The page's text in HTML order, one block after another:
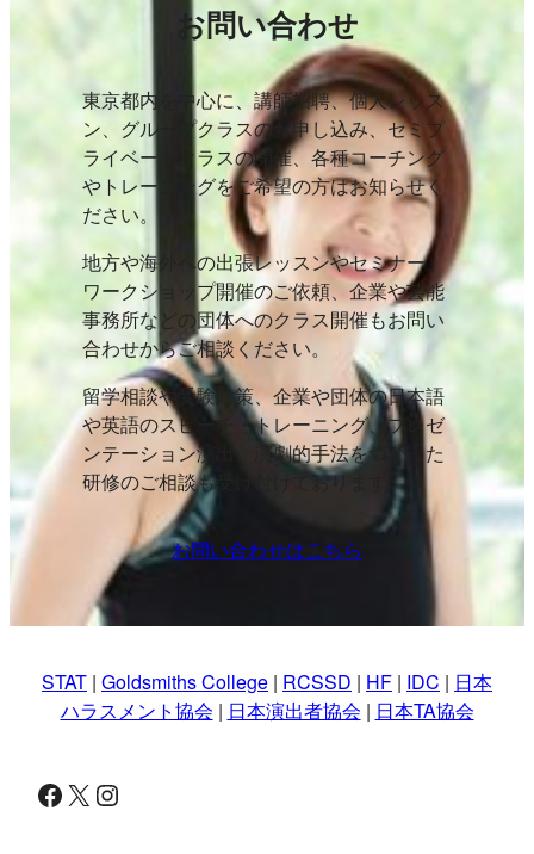
お問い合わせ
東京都内を中心に、講師招聘、個人レッス
ン、グループクラスのお申し込み、セミプ
ライベートクラスの開催、各種コーチング
やトレーニングをご希望の方はお知らせく
ださい。
地方や海外への出張レッスンやセミナー、
ワークショップ開催のご依頼、企業や芸能
事務所などの団体へのクラス開催もお問い
合わせからご相談ください。
留学相談や受験対策、企業や団体の日本語
や英語のスピーチ・トレーニング、プレゼ
ンテーション演出、演劇的手法をつかった
研修のご相談も受け付けております。
お問い合わせはこちら
STAT | Goldsmiths College | RCSSD | HF | IDC | 日本
ハラスメント協会 | 日本演出者協会 | 日本TA協会
Facebook X Instagram